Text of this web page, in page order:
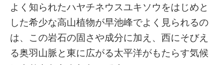
よく知られたハヤチネウスユキソウをはじめと
した希少な高山植物が早池峰でよく見られるの
は、この岩石の固さや成分に加え、西にそびえ
る奥羽山脈と東に広がる太平洋がもたらす気候